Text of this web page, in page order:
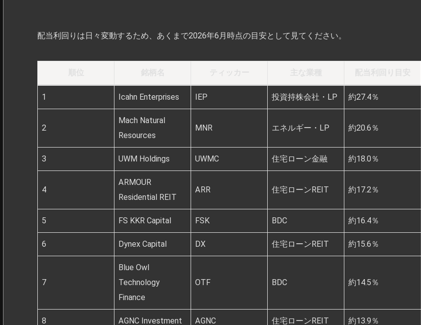
配当利回りは日々変動するため、あくまで2026年6月時点の目安として見てください。
1 Icahn Enterprises IEP 投資持株会社・LP 約27.4％
2
Mach Natural
Resources
MNR エネルギー・LP 約20.6％
3 UWM Holdings UWMC 住宅ローン金融 約18.0％
4
ARMOUR
Residential REIT
ARR 住宅ローンREIT 約17.2％
5 FS KKR Capital FSK BDC 約16.4％
6 Dynex Capital DX 住宅ローンREIT 約15.6％
7
Blue Owl
Technology
Finance
OTF BDC 約14.5％
8 AGNC Investment AGNC 住宅ローンREIT 約13.9％